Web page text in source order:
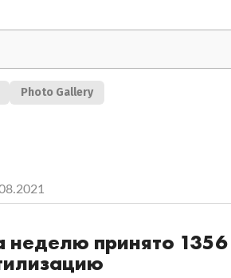
Photo Gallery
неделю принято